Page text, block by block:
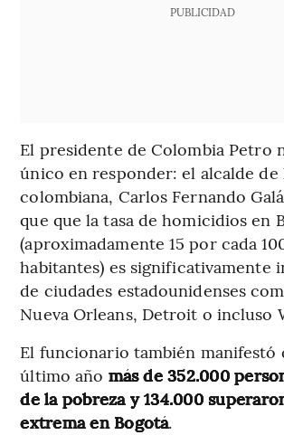
PUBLICIDAD
El presidente de Colombia Petro
único en responder: el alcalde de
colombiana, Carlos Fernando
que que la tasa de homicidios en
(aproximadamente 15 por cada
habitantes) es significativamente
de ciudades estadounidenses
Nueva Orleans, Detroit o incluso
El funcionario también manifestó
último año más de 352.000
de la pobreza y 134.000
extrema en Bogotá.